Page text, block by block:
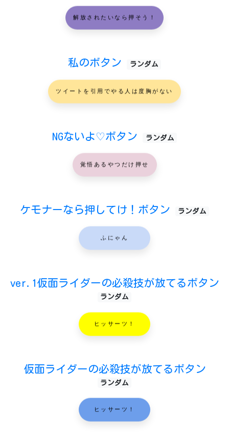
解放されたいなら押そう！
私のボタン ランダム
ツイートを引用でやる人は度胸がない
NGないよ♡ボタン ランダム
覚悟あるやつだけ押せ
ケモナーなら押してけ！ボタン ランダム
ふにゃん
ver.1仮面ライダーの必殺技が放てるボタン
ランダム
ヒッサーツ！
仮面ライダーの必殺技が放てるボタン
ランダム
ヒッサーツ！